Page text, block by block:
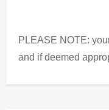
PLEASE NOTE:
and if deemed